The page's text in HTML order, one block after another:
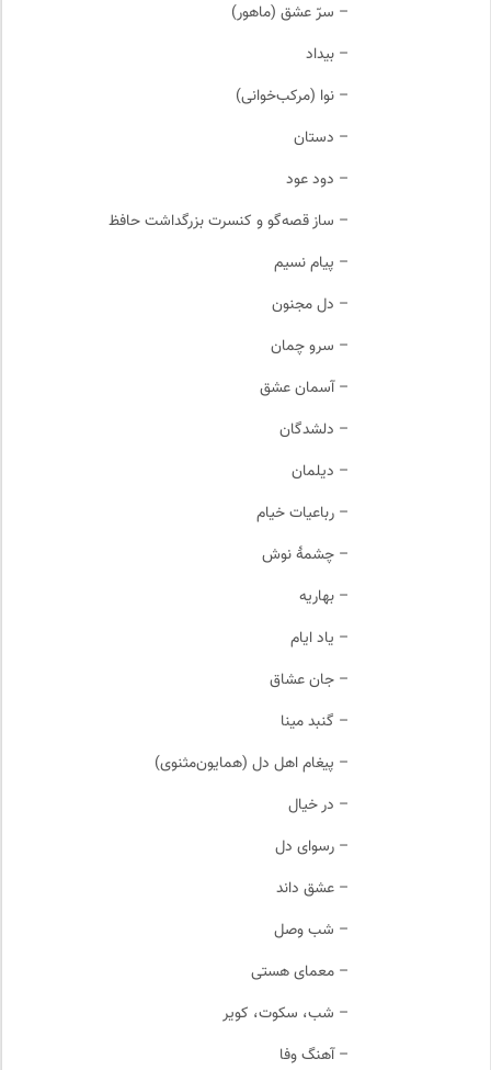
– سرّ عشق (ماهور)
– بیداد
– نوا (مرکب‌خوانی)
– دستان
– دود عود
– ساز قصه‌گو و کنسرت بزرگداشت حافظ
– پیام نسیم
– دل مجنون
– سرو چمان
– آسمان عشق
– دلشدگان
– دیلمان
– رباعیات خیام
– چشمهٔ نوش
– بهاریه
– یاد ایام
– جان عشاق
– گنبد مینا
– پیغام اهل دل (همایون‌مثنوی)
– در خیال
– رسوای دل
– عشق داند
– شب وصل
– معمای هستی
– شب، سکوت، کویر
– آهنگ وفا